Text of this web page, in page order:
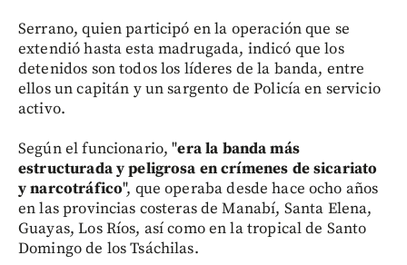
Serrano, quien participó en la operación que se
extendió hasta esta madrugada, indicó que los
detenidos son todos los líderes de la banda, entre
ellos un capitán y un sargento de Policía en servicio
activo.
Según el funcionario, "era la banda más
estructurada y peligrosa en crímenes de sicariato
y narcotráfico", que operaba desde hace ocho años
en las provincias costeras de Manabí, Santa Elena,
Guayas, Los Ríos, así como en la tropical de Santo
Domingo de los Tsáchilas.